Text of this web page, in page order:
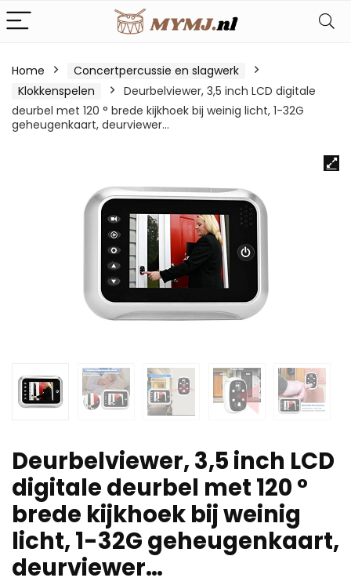
Home
Concertpercussie en slagwerk
Klokkenspelen
Deurbelviewer, 3,5 inch LCD digitale
deurbel met 120 ° brede kijkhoek bij weinig licht, 1-32G
geheugenkaart, deurviewer…
Deurbelviewer, 3,5 inch LCD
digitale deurbel met 120 °
brede kijkhoek bij weinig
licht, 1-32G geheugenkaart,
deurviewer…